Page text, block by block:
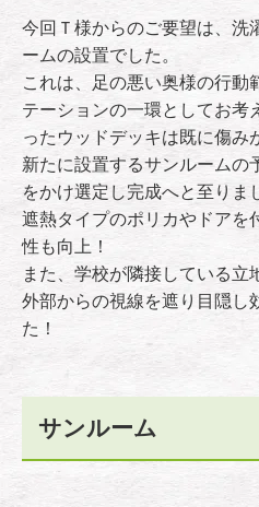
今回Ｔ様からのご要望は、洗
ームの設置でした。
これは、足の悪い奥様の行動
テーションの一環としてお考
ったウッドデッキは既に傷み
新たに設置するサンルームの
をかけ選定し完成へと至りま
遮熱タイプのポリカやドアを
性も向上！
また、学校が隣接している立
外部からの視線を遮り目隠し
た！
サンルーム